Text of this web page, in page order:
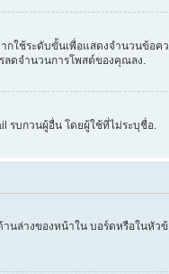
ใช้ระดับขั้นเพื่อแสดงจำนวนข้อค
ลดจำนวนการโพสต์ของคุณลง.
รบกวนผู้อื่น โดยผู้ใช้ที่ไม่ระบุชื่อ.
ล่างของหน้าใน บอร์ดหรือในหัว